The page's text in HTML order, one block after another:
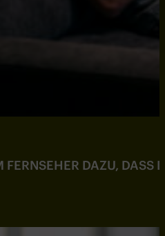
FERNSEHER DAZU, DASS